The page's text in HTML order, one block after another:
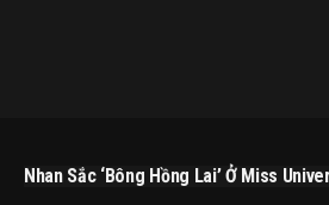
Nhan Sắc ‘bông Hồng Lai’ Ở Miss